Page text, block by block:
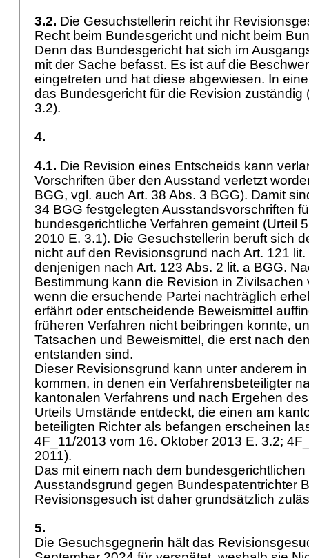
3.2. Die Gesuchstellerin reicht ihr
Recht beim Bundesgericht und nicht beim
Denn das Bundesgericht hat sich im
mit der Sache befasst. Es ist auf die
eingetreten und hat diese abgewiesen. In
das Bundesgericht für die Revision zuständig
3.2).
4.
4.1. Die Revision eines Entscheids kann
Vorschriften über den Ausstand verletzt
BGG, vgl. auch Art. 38 Abs. 3 BGG). Damit
34 BGG festgelegten Ausstandsvorschriften
bundesgerichtliche Verfahren gemeint (Urteil
2010 E. 3.1). Die Gesuchstellerin beruft sich
nicht auf den Revisionsgrund nach Art. 121
denjenigen nach Art. 123 Abs. 2 lit. a BGG.
Bestimmung kann die Revision in Zivilsachen
wenn die ersuchende Partei nachträglich
erfährt oder entscheidende Beweismittel
früheren Verfahren nicht beibringen konnte,
Tatsachen und Beweismittel, die erst nach
entstanden sind.
Dieser Revisionsgrund kann unter anderem
kommen, in denen ein Verfahrensbeteiligter
kantonalen Verfahrens und nach Ergehen
Urteils Umstände entdeckt, die einen am
beteiligten Richter als befangen erscheinen
4F_11/2013 vom 16. Oktober 2013 E. 3.2;
2011).
Das mit einem nach dem
Ausstandsgrund gegen Bundespatentrichter
Revisionsgesuch ist daher grundsätzlich
5.
Die Gesuchsgegnerin hält das